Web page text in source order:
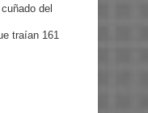
del
traían 161